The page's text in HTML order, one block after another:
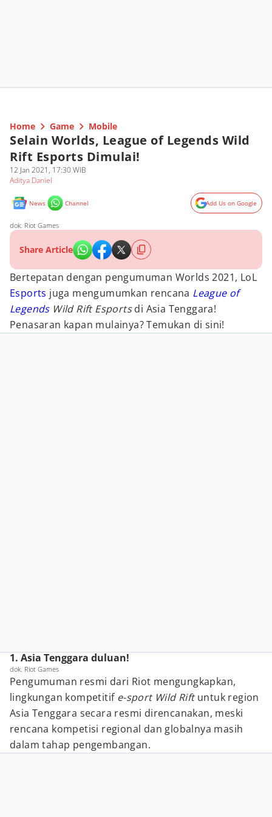
Home Game Mobile
Selain Worlds, League of Legends Wild
Rift Esports Dimulai!
12 Jan 2021, 17:30 WIB
Aditya Daniel
News Channel Add Us on Google
dok. Riot Games
Share Article
Bertepatan dengan pengumuman Worlds 2021, LoL
Esports juga mengumumkan rencana League of
LegendsWild Rift Esportsdi Asia Tenggara!
Penasaran kapan mulainya? Temukan di sini!
1. Asia Tenggara duluan!
dok. Riot Games
Pengumuman resmi dari Riot mengungkapkan,
lingkungan kompetitif e-sport Wild Riftuntuk region
Asia Tenggara secara resmi direncanakan, meski
rencana kompetisi regional dan globalnya masih
dalam tahap pengembangan.